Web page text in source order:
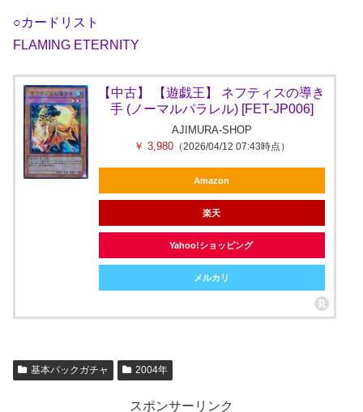
○カードリスト
FLAMING ETERNITY
【中古】 【遊戯王】 ネフティスの導き
手 (ノーマルパラレル) [FET-JP006]
AJIMURA-SHOP
￥ 3,980（2026/04/12 07:43時点）
Amazon
楽天
Yahoo!ショッピング
メルカリ
基本パックガチャ 2004年
スポンサーリンク